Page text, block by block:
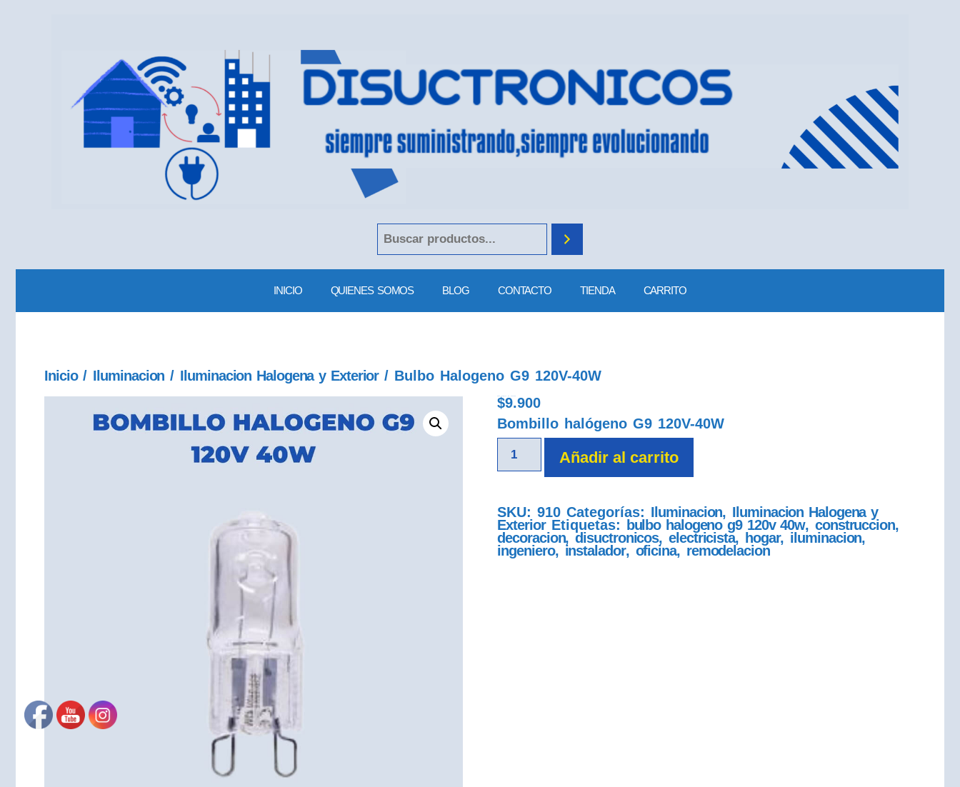
INICIO QUIENES SOMOS BLOG CONTACTO TIENDA CARRITO
Inicio/ Iluminacion / Iluminacion Halogena y Exterior/ Bulbo Halogeno G9 120V-40W
$9.900
Bombillo halógeno G9 120V-40W
Añadir al carrito
SKU:910 Categorías: Iluminacion, Iluminacion Halogena y
Exterior Etiquetas: bulbo halogeno g9 120v 40w,construccion,
decoracion,disuctronicos,electricista, hogar, iluminacion,
ingeniero, instalador, oficina, remodelacion